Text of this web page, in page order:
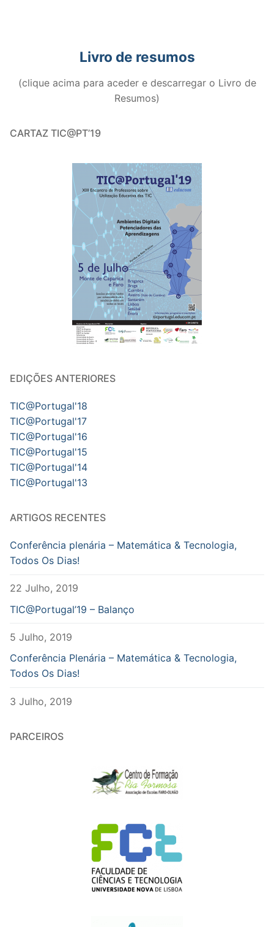
Livro de resumos
(clique acima para aceder e descarregar o Livro de
Resumos)
CARTAZ TIC@PT’19
EDIÇÕES ANTERIORES
TIC@Portugal'18
TIC@Portugal'17
TIC@Portugal'16
TIC@Portugal'15
TIC@Portugal'14
TIC@Portugal'13
ARTIGOS RECENTES
Conferência plenária – Matemática & Tecnologia,
Todos Os Dias!
22 Julho, 2019
TIC@Portugal’19 – Balanço
5 Julho, 2019
Conferência Plenária – Matemática & Tecnologia,
Todos Os Dias!
3 Julho, 2019
PARCEIROS